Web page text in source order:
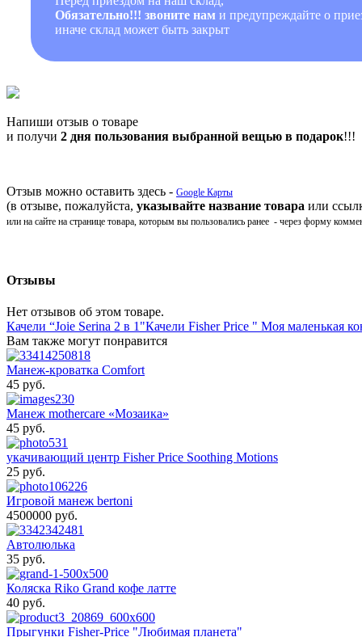
Обязательно!!! звоните нам и предупреждайте о
иначе склад может быть закрыт
Напиши отзыв о товаре
и получи 2 дня пользования выбранной вещью в подарок!!!
Отзыв можно оставить здесь - Google Карты
(в отзыве, пожалуйста, указывайте название товара или
или на сайте на странице товара, которым вы пользовались ранее - через форму
Отзывы
Нет отзывов об этом товаре.
Качели “Joie Serina 2 в 1"Качели Fisher Price " Моя маленькая
Вам также могут понравится
Манеж-кроватка Comfort
45 pуб.
Манеж mothercare «Мозаика»
45 pуб.
укачивающий центр Fisher Price Soothing Motions
25 pуб.
Игровой манеж bertoni
4500000 pуб.
Автолюлька
35 pуб.
Коляска Riko Grand кофе латте
40 pуб.
Прыгунки Fisher-Price "Любимая планета"